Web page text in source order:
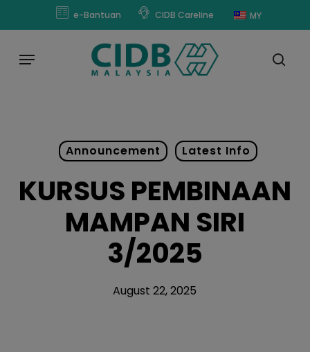
content
e-Bantuan CIDB Careline MY
Menu
Announcement Latest Info
KURSUS PEMBINAAN
MAMPAN SIRI
3/2025
August 22, 2025